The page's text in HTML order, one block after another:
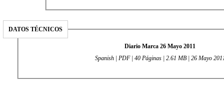
DATOS TÉCNICOS
Diario Marca 26 Mayo 2011
Spanish | PDF | 40 Páginas | 2.61 MB | 26 Mayo